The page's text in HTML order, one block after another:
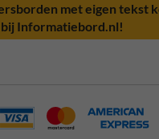
met eigen tekst
bij Informatiebord.nl!